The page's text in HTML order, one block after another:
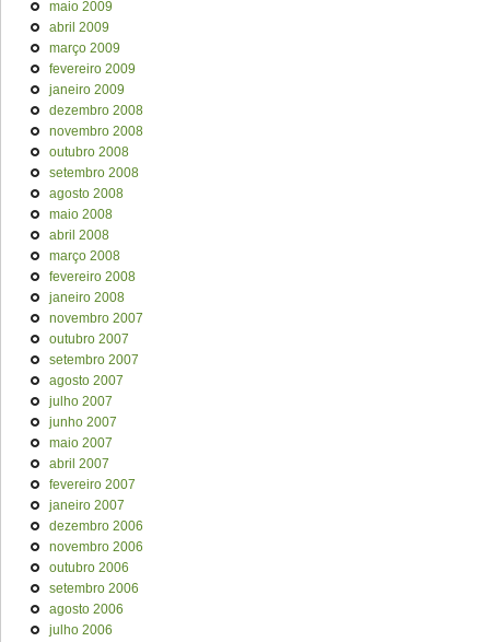
maio 2009
abril 2009
março 2009
fevereiro 2009
janeiro 2009
dezembro 2008
novembro 2008
outubro 2008
setembro 2008
agosto 2008
maio 2008
abril 2008
março 2008
fevereiro 2008
janeiro 2008
novembro 2007
outubro 2007
setembro 2007
agosto 2007
julho 2007
junho 2007
maio 2007
abril 2007
fevereiro 2007
janeiro 2007
dezembro 2006
novembro 2006
outubro 2006
setembro 2006
agosto 2006
julho 2006